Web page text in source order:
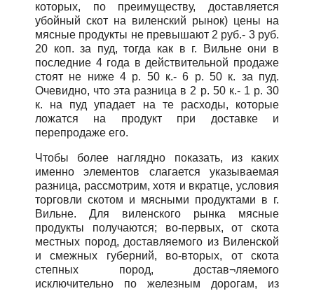
которых, по преимуществу, доставляется
убойный скот на виленский рынок) цены на
мясные продукты не превышают 2 руб.- 3 руб.
20 коп. за пуд, тогда как в г. Вильне они в
последние 4 года в действительной продаже
стоят не ниже 4 р. 50 к.- 6 р. 50 к. за пуд.
Очевидно, что эта разница в 2 р. 50 к.- 1 р. 30
к. на пуд упадает на те расходы, которые
ложатся на продукт при доставке и
перепродаже его.
Чтобы более наглядно показать, из каких
именно элементов слагается указываемая
разница, рассмотрим, хотя и вкратце, условия
торговли скотом и мясными продуктами в г.
Вильне. Для виленского рынка мясные
продукты получаются; во-первых, от скота
местных пород, доставляемого из Виленской
и смежных губерний, во-вторых, от скота
степных пород, достав¬ляемого
исключительно по железным дорогам, из